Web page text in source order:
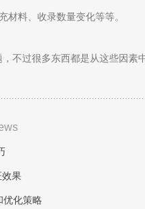
材料、收录数量变化等等。
不过很多东西都是从这些因素
果
优化策略